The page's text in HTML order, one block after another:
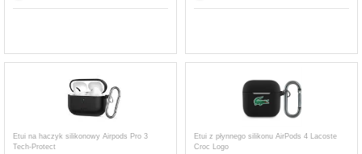
Etui na haczyk silikonowy Airpods Pro 3
Tech-Protect
Etui z płynnego silikonu AirPods 4 Lacoste
Croc Logo